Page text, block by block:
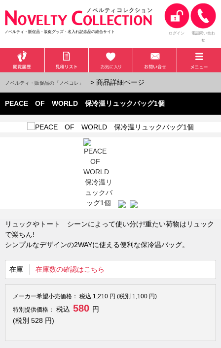
ノベルティ・販促品・販促グッズ・名入れ記念品の総合サイト ログイン
電話問い合わ
せ
ノベルティ・販促品の「ノベコレ」 > 商品詳細ページ
PEACE OF WORLD 保冷温リュックバッグ1個
リュックやトート シーンによって使い分け!重たい荷物はリュック
で楽ちん!
シンプルなデザインの2WAYに使える便利な保冷温バッグ。
在庫 在庫数の確認はこちら
メーカー希望小売価格： 税込 1,210 円 (税別 1,100 円)
特別提供価格：
税込 580 円
(税別 528 円)